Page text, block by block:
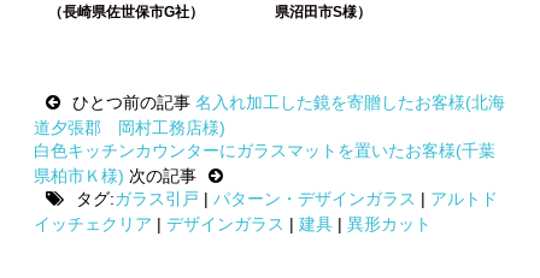
（長崎県佐世保市G社）
県沼田市S様）
navigationひとつ前の記事名入れ加工した鏡を寄贈したお客様(北海
道夕張郡 岡村工務店様)
白色キッチンカウンターにガラスマットを置いたお客様(千葉
県柏市Ｋ様) 次の記事
タグ:ガラス引戸 | パターン・デザインガラス | アルトド
イッチェクリア | デザインガラス | 建具| 異形カット